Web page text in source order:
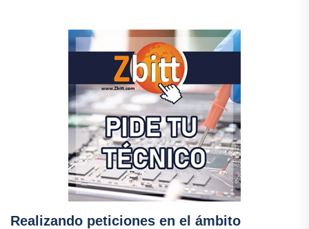
Realizando peticiones en el ámbito